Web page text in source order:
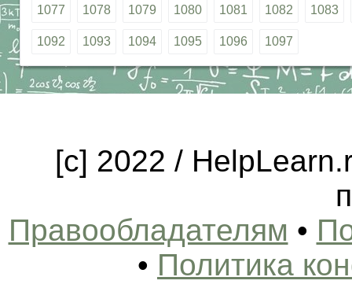
1077 1078 1079 1080 1081 1082 1083
1092 1093 1094 1095 1096 1097
[c] 2022 /
Правообладателям •
• Политика